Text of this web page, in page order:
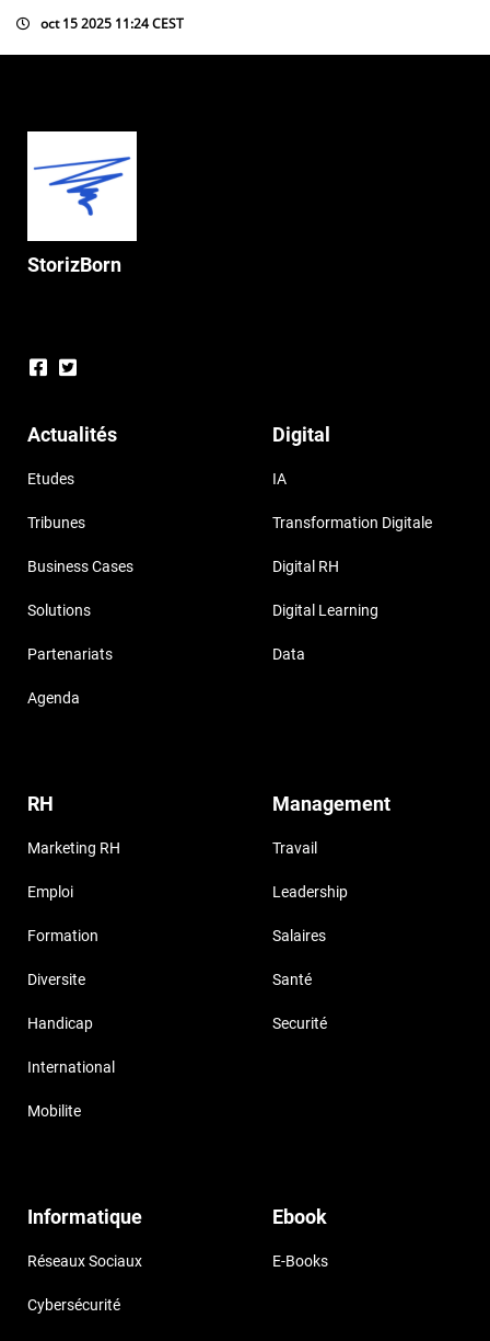
oct 15 2025 11:24 CEST
StorizBorn
Actualités
Etudes
Tribunes
Business Cases
Solutions
Partenariats
Agenda
Digital
IA
Transformation Digitale
Digital RH
Digital Learning
Data
RH
Marketing RH
Emploi
Formation
Diversite
Handicap
International
Mobilite
Management
Travail
Leadership
Salaires
Santé
Securité
Informatique
Réseaux Sociaux
Cybersécurité
Ebook
E-Books